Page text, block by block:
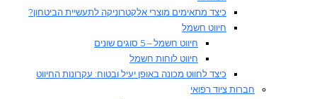
כיצד מתאימים מוצרי אלקטרוניקה לתעשיית הביטחון?
חיווט חשמל
חיווט חשמל – 5 סוגים שונים
חיווט לוחות חשמל​
כיצד לחווט מכונה באופן יעיל ובטוח: עקרונות החיווט
חברות ציוד רפואי